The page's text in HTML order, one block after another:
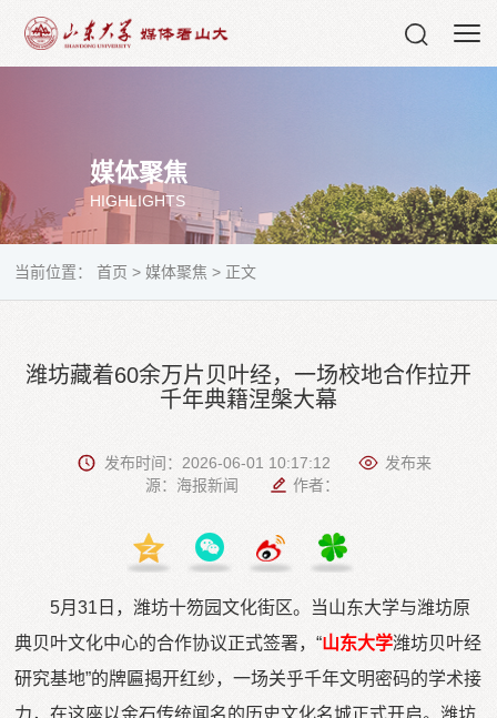
媒体聚焦
HIGHLIGHTS
当前位置：首页 > 媒体聚焦 > 正文
潍坊藏着60余万片贝叶经，一场校地合作拉开
千年典籍涅槃大幕
发布时间：2026-06-01 10:17:12
发布来
源：海报新闻
作者：
5月31日，潍坊十笏园文化街区。当山东大学与潍坊原
典贝叶文化中心的合作协议正式签署，“山东大学潍坊贝叶经
研究基地”的牌匾揭开红纱，一场关乎千年文明密码的学术接
力，在这座以金石传统闻名的历史文化名城正式开启。潍坊